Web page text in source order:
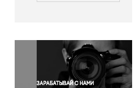
Окружающая среда
Политика
Правосудие
Происшествия и конфликты